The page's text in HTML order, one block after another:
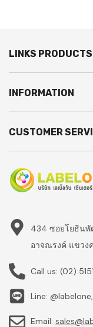
LINKS PRODUCTS
INFORMATION
CUSTOMER
434 ซอยโยธิน
อาจณรงค์ แขวง
Call us: (02)
Line:
Email: